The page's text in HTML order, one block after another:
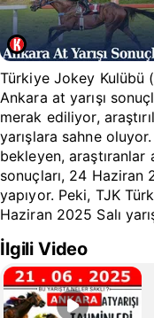
Türkiye Jokey Kulübü
Ankara at yarışı
merak ediliyor,
yarışlara sahne
bekleyen, araştıranlar
sonuçları, 24 Haziran
yapıyor. Peki, TJK
Haziran 2025 Salı
İlgili Video